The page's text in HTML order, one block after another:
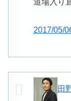
2017/05/
田